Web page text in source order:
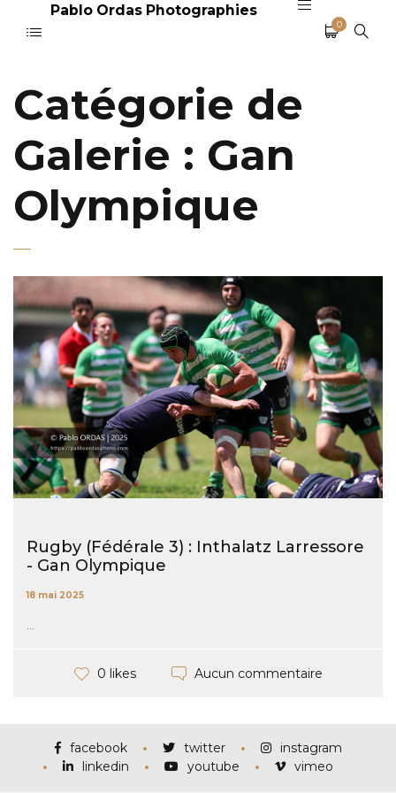
Pablo Ordas Photographies
0
Catégorie de
Galerie : Gan
Olympique
Rugby (Fédérale 3) : Inthalatz Larressore
- Gan Olympique
18 mai 2025
...
0 likes Aucun commentaire
facebook twitter
instagram
linkedin
youtube vimeo